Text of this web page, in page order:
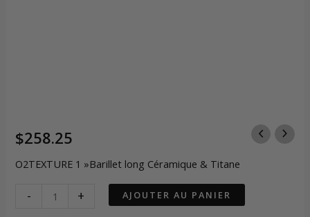
$258.25
O2TEXTURE 1 »Barillet long Céramique & Titane
-
quantité
+ AJOUTER AU PANIER